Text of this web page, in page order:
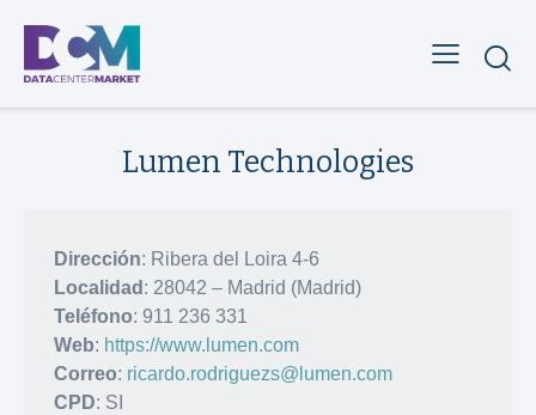
Lumen Technologies
Dirección: Ribera del Loira 4-6
Localidad : 28042 – Madrid (Madrid)
Teléfono: 911 236 331
Web: https://www.lumen.com
Correo: ricardo.rodriguezs@lumen.com
CPD: SI